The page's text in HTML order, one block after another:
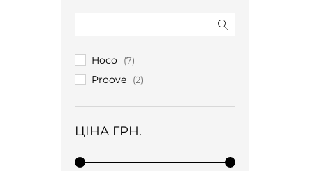
Hoco (7)
Proove (2)
ЦІНА ГРН.